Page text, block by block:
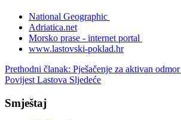
National Geographic
Adriatica.net
Morsko prase - internet portal
www.lastovski-poklad.hr
Prethodni članak: Pješačenje za aktivan odmor
Povijest Lastova Sljedeće
Smještaj